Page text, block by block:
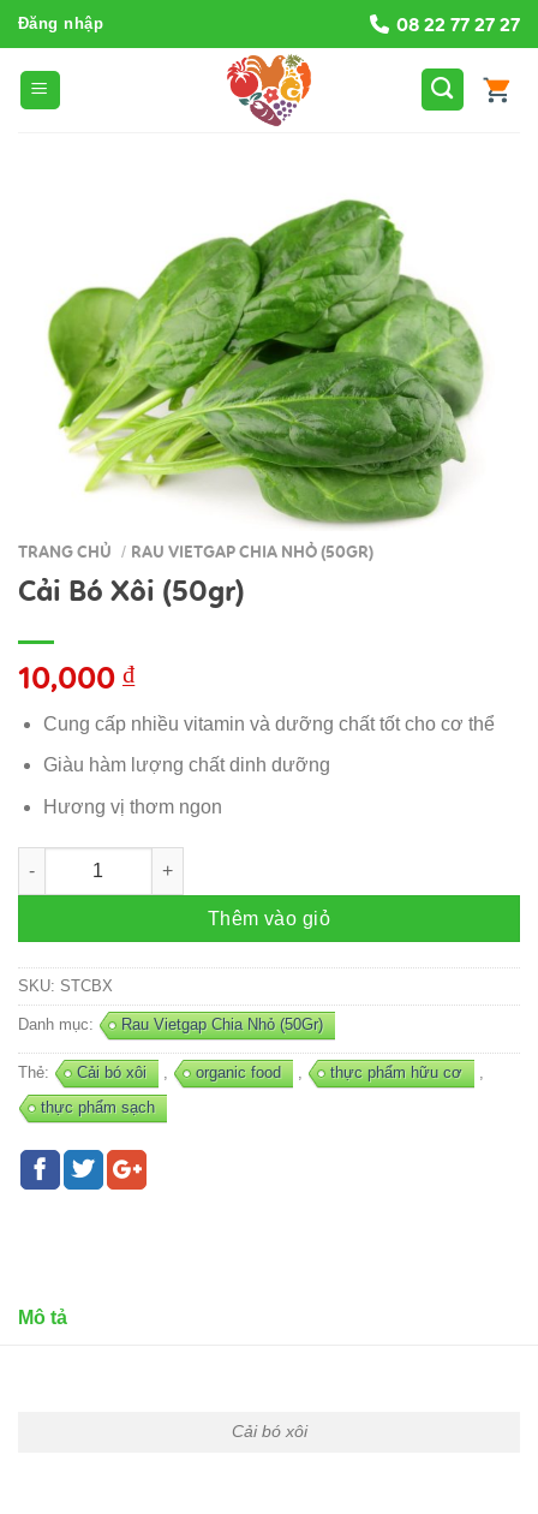
Bỏ
qua
nội
dung
Đăng nhập 08 22 77 27 27
TRANG CHỦ / RAU VIETGAP CHIA NHỎ (50GR)
Cải Bó Xôi (50gr)
10,000 ₫
Cung cấp nhiều vitamin và dưỡng chất tốt cho cơ thể
Giàu hàm lượng chất dinh dưỡng
Hương vị thơm ngon
Cải Bó Xôi (50gr) số lượng
Thêm vào giỏ
SKU: STCBX
Danh mục: Rau Vietgap Chia Nhỏ (50Gr)
Thẻ: Cải bó xôi organic food thực phẩm hữu cơ
thực phẩm sạch
Mô tả
Cải bó xôi